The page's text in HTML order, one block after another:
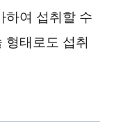
하여 섭취할 수
형태로도 섭취